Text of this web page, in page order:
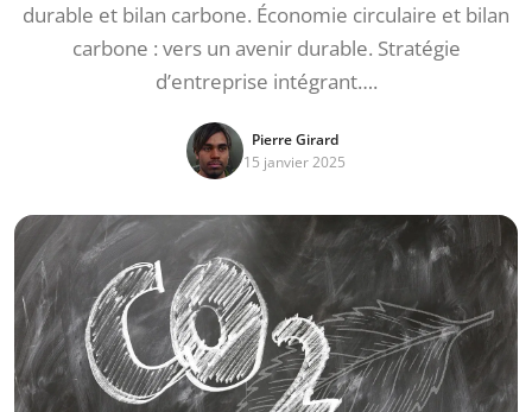
durable et bilan carbone. Économie circulaire et bilan
carbone : vers un avenir durable. Stratégie
d’entreprise intégrant….
Pierre Girard
15 janvier 2025